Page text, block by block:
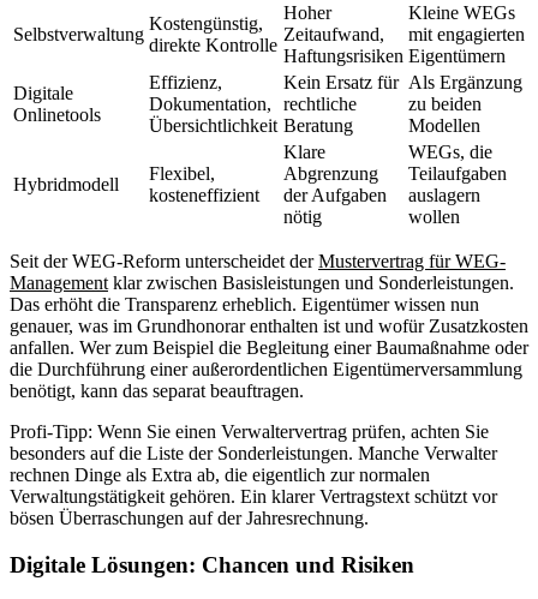
Selbstverwaltung
Kostengünstig,
direkte Kontrolle
Hoher
Zeitaufwand,
Haftungsrisiken
Kleine WEGs
mit engagierten
Eigentümern
Digitale
Onlinetools
Effizienz,
Dokumentation,
Übersichtlichkeit
Kein Ersatz für
rechtliche
Beratung
Als Ergänzung
zu beiden
Modellen
Hybridmodell
Flexibel,
kosteneffizient
Klare
Abgrenzung
der Aufgaben
nötig
WEGs, die
Teilaufgaben
auslagern
wollen
Seit der WEG-Reform unterscheidet derMustervertrag für WEG-
Management klar zwischen Basisleistungen und Sonderleistungen.
Das erhöht die Transparenz erheblich. Eigentümer wissen nun
genauer, was im Grundhonorar enthalten ist und wofür Zusatzkosten
anfallen. Wer zum Beispiel die Begleitung einer Baumaßnahme oder
die Durchführung einer außerordentlichen Eigentümerversammlung
benötigt, kann das separat beauftragen.
Profi-Tipp: Wenn Sie einen Verwaltervertrag prüfen, achten Sie
besonders auf die Liste der Sonderleistungen. Manche Verwalter
rechnen Dinge als Extra ab, die eigentlich zur normalen
Verwaltungstätigkeit gehören. Ein klarer Vertragstext schützt vor
bösen Überraschungen auf der Jahresrechnung.
Digitale Lösungen: Chancen und Risiken